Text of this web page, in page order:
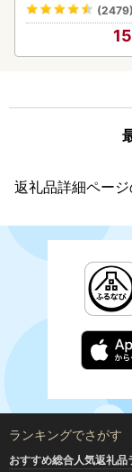
(2479)
返礼品詳細ペー
ランキングでさがす
おすすめ総合人気返礼品